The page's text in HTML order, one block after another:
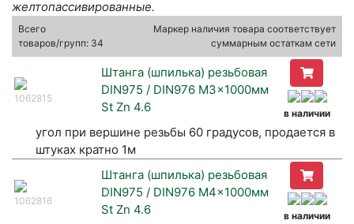
желтопассивированные.
Всего
товаров/групп: 34
Маркер наличия товара соответствует
суммарным остаткам сети
1062815
Штанга (шпилька) резьбовая
DIN975 / DIN976 M3x1000мм
St Zn 4.6
в наличии
угол при вершине резьбы 60 градусов, продается в
штуках кратно 1м
1062816
Штанга (шпилька) резьбовая
DIN975 / DIN976 M4x1000мм
St Zn 4.6
в наличии